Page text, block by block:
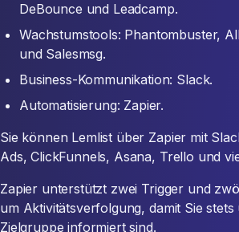
DeBounce und Leadcamp.
Wachstumstools: Phantombuster,
und Salesmsg.
Business-Kommunikation: Slack.
Automatisierung: Zapier.
Sie können Lemlist über Zapier mit
Ads, ClickFunnels, Asana, Trello und
Zapier unterstützt zwei Trigger und
um Aktivitätsverfolgung, damit Sie
Zielgruppe informiert sind.